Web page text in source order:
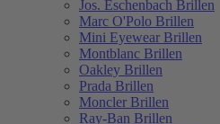
Jos. Eschenbach Brillen
Marc O'Polo Brillen
Mini Eyewear Brillen
Montblanc Brillen
Oakley Brillen
Prada Brillen
Moncler Brillen
Ray-Ban Brillen